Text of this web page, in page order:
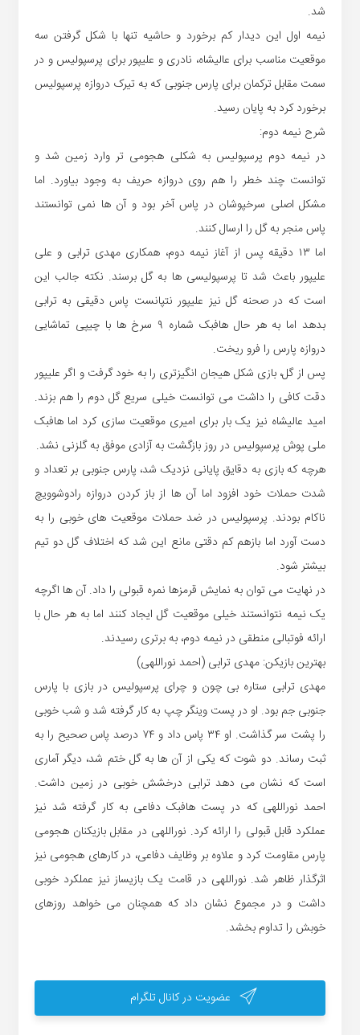
شد.
نیمه اول این دیدار کم برخورد و حاشیه تنها با شکل گرفتن سه
موقعیت مناسب برای عالیشاه، نادری و علیپور برای پرسپولیس و در
سمت مقابل ترکمان برای پارس جنوبی که به تیرک دروازه پرسپولیس
برخورد کرد به پایان رسید.
شرح نیمه دوم:
در نیمه دوم پرسپولیس به شکلی هجومی تر وارد زمین شد و
توانست چند خطر را هم روی دروازه حریف به وجود بیاورد. اما
مشکل اصلی سرخپوشان در پاس آخر بود و آن ها نمی توانستند
پاس منجر به گل را ارسال کنند.
اما ۱۳ دقیقه پس از آغاز نیمه دوم، همکاری مهدی ترابی و علی
علیپور باعث شد تا پرسپولیسی ها به گل برسند. نکته جالب این
است که در صحنه گل نیز علیپور نتپانست پاس دقیقی به ترابی
بدهد اما به هر حال هافبک شماره ۹ سرخ ها با چیپی تماشایی
دروازه پارس را فرو ریخت.
پس از گل، بازی شکل هیجان انگیزتری را به خود گرفت و اگر علیپور
دقت کافی را داشت می توانست خیلی سریع گل دوم را هم بزند.
امید عالیشاه نیز یک بار برای امیری موقعیت سازی کرد اما هافبک
ملی پوش پرسپولیس در روز بازگشت به آزادی موفق به گلزنی نشد.
هرچه که بازی به دقایق پایانی نزدیک شد، پارس جنوبی بر تعداد و
شدت حملات خود افزود اما آن ها از باز کردن دروازه رادوشوویچ
ناکام بودند. پرسپولیس در ضد حملات موقعیت های خوبی را به
دست آورد اما بازهم کم دقتی مانع این شد که اختلاف گل دو تیم
بیشتر شود.
در نهایت می توان به نمایش قرمزها نمره قبولی را داد. آن ها اگرچه
یک نیمه نتوانستند خیلی موقعیت گل ایجاد کنند اما به هر حال با
ارائه فوتبالی منطقی در نیمه دوم، به برتری رسیدند.
بهترین بازیکن: مهدی ترابی (احمد نوراللهی)
مهدی ترابی ستاره بی چون و چرای پرسپولیس در بازی با پارس
جنوبی جم بود. او در پست وینگر چپ به کار گرفته شد و شب خوبی
را پشت سر گذاشت. او ۳۴ پاس داد و ۷۴ درصد پاس صحیح را به
ثبت رساند. دو شوت که یکی از آن ها به گل ختم شد، دیگر آماری
است که نشان می دهد ترابی درخشش خوبی در زمین داشت.
احمد نوراللهی که در پست هافبک دفاعی به کار گرفته شد نیز
عملکرد قابل قبولی را ارائه کرد. نوراللهی در مقابل بازیکنان هجومی
پارس مقاومت کرد و علاوه بر وظایف دفاعی، در کارهای هجومی نیز
اثرگذار ظاهر شد. نوراللهی در قامت یک بازیساز نیز عملکرد خوبی
داشت و در مجموع نشان داد که همچنان می خواهد روزهای
خوبش را تداوم بخشد.
عضویت در کانال تلگرام